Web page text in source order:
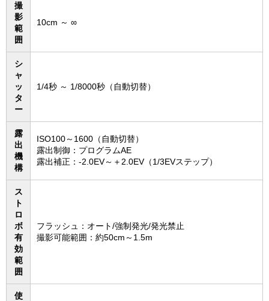
撮
影
範
囲
10cm ～ ∞
シ
ャ
ッ
タ
ー
1/4秒 ～ 1/8000秒（自動切替）
露
出
機
構
ISO100～1600（自動切替）
露出制御：プログラムAE
露出補正：-2.0EV～＋2.0EV（1/3EVステップ）
ス
ト
ロ
ボ
有
効
範
囲
フラッシュ：オート/強制発光/発光禁止
撮影可能範囲：約50cm～1.5m
使